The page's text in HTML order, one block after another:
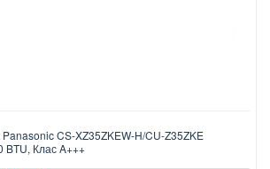
CS-XZ35ZKEW-H/CU-Z35ZKE
BTU, Клас A+++